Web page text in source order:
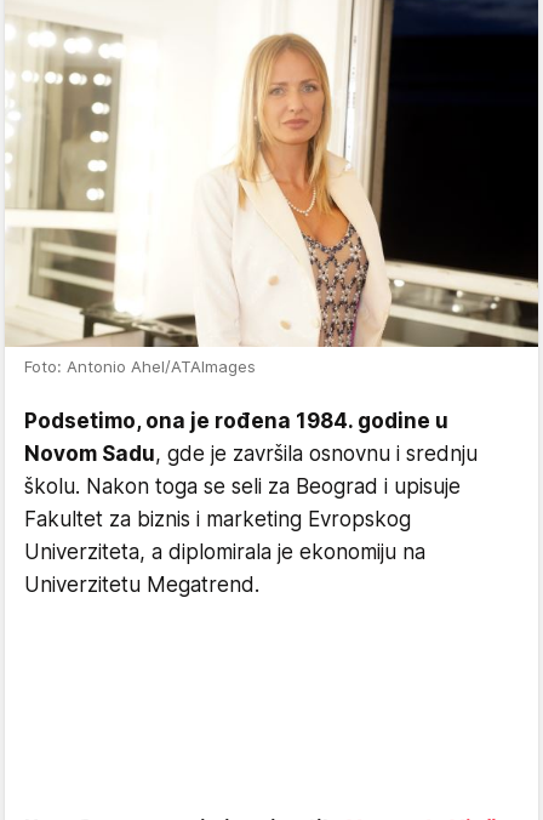
Foto: Antonio Ahel/ATAImages
Podsetimo, ona je rođena 1984. godine u
Novom Sadu, gde je završila osnovnu i srednju
školu. Nakon toga se seli za Beograd i upisuje
Fakultet za biznis i marketing Evropskog
Univerziteta, a diplomirala je ekonomiju na
Univerzitetu Megatrend.